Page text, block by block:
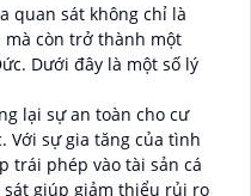
quan sát không chỉ là
còn trở thành một
Dưới đây là một số lý
lại sự an toàn cho cư
Với sự gia tăng của tình
trái phép vào tài sản cá
sát giúp giảm thiểu rủi ro